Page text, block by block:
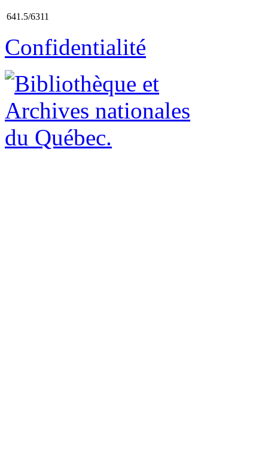
641.5/6311
Confidentialité